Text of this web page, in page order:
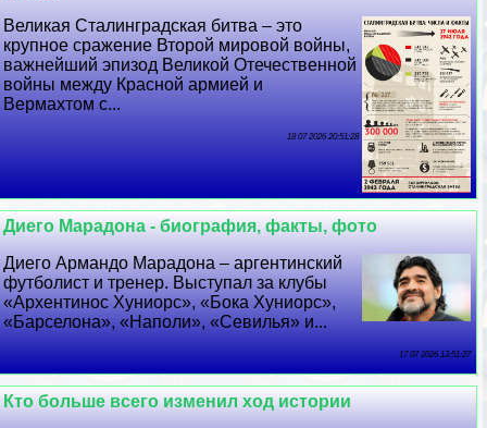
Великая Сталинградская битва – это
крупное сражение Второй мировой войны,
важнейший эпизод Великой Отечественной
войны между Красной армией и
Вермахтом с...
18 07 2026 20:51:28
Диего Марадона - биография, факты, фото
Диего Армaндо Марадона – аргентинский
футболист и тренер. Выступал за клубы
«Архентинос Хуниорс», «Бока Хуниорс»,
«Барселона», «Наполи», «Севилья» и...
17 07 2026 13:51:27
Кто больше всего изменил ход истории